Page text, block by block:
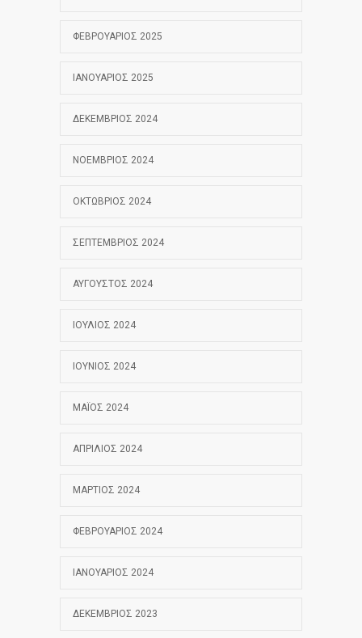
ΦΕΒΡΟΥΆΡΙΟΣ 2025
ΙΑΝΟΥΆΡΙΟΣ 2025
ΔΕΚΈΜΒΡΙΟΣ 2024
ΝΟΈΜΒΡΙΟΣ 2024
ΟΚΤΏΒΡΙΟΣ 2024
ΣΕΠΤΈΜΒΡΙΟΣ 2024
ΑΎΓΟΥΣΤΟΣ 2024
ΙΟΎΛΙΟΣ 2024
ΙΟΎΝΙΟΣ 2024
ΜΆΙΟΣ 2024
ΑΠΡΊΛΙΟΣ 2024
ΜΆΡΤΙΟΣ 2024
ΦΕΒΡΟΥΆΡΙΟΣ 2024
ΙΑΝΟΥΆΡΙΟΣ 2024
ΔΕΚΈΜΒΡΙΟΣ 2023